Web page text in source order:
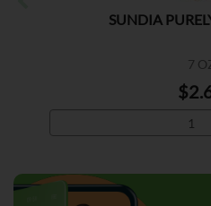
SUNDIA
7